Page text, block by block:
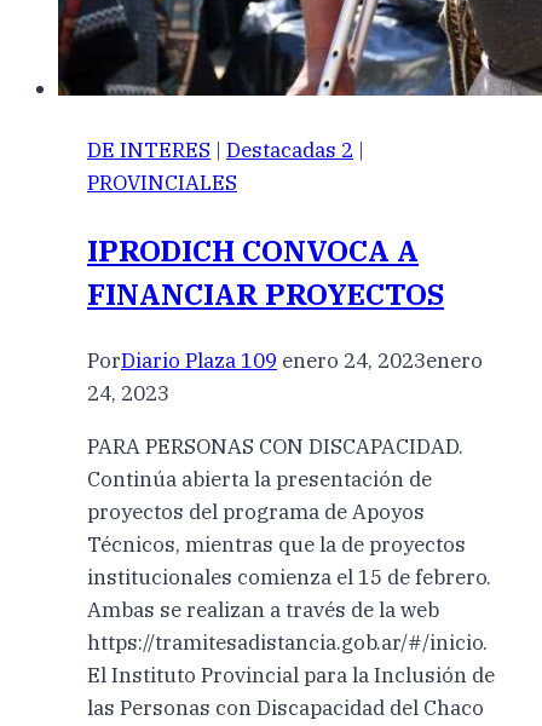
DE INTERES | Destacadas 2 |
PROVINCIALES
IPRODICH CONVOCA A
FINANCIAR PROYECTOS
PorDiario Plaza 109 enero 24, 2023enero
24, 2023
PARA PERSONAS CON DISCAPACIDAD.
Continúa abierta la presentación de
proyectos del programa de Apoyos
Técnicos, mientras que la de proyectos
institucionales comienza el 15 de febrero.
Ambas se realizan a través de la web
https://tramitesadistancia.gob.ar/#/inicio.
El Instituto Provincial para la Inclusión de
las Personas con Discapacidad del Chaco